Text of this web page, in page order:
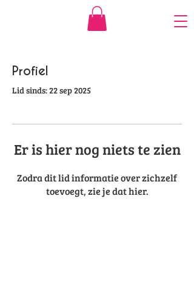
Profiel
Lid sinds: 22 sep 2025
Er is hier nog niets te zien
Zodra dit lid informatie over zichzelf
toevoegt, zie je dat hier.